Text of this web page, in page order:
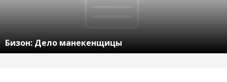
Бизон: Дело манекенщицы